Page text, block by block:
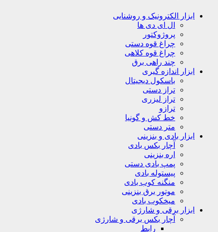
ابزار الکترونیک و روشنایی
ال ای دی ها
پروژوکتور
چراغ قوه دستی
چراغ قوه کلاهی
چند راهی برق
ابزار اندازه گیری
باسکول دیجیتال
تراز دستی
تراز لیزری
ترازو
خط کش و گونیا
متر دستی
ابزار بادی و بنزینی
آچار بکس بادی
اره بنزینی
پمپ بادی دستی
پیستوله بادی
منگنه کوب بادی
موتور برق بنزینی
میخکوب بادی
ابزار برقی و شارژی
آچار بکس برقی و شارژی
رابط